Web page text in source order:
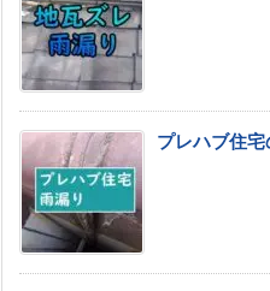
プレハブ住宅